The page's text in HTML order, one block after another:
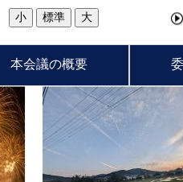
小 標準 大
本会議の概要